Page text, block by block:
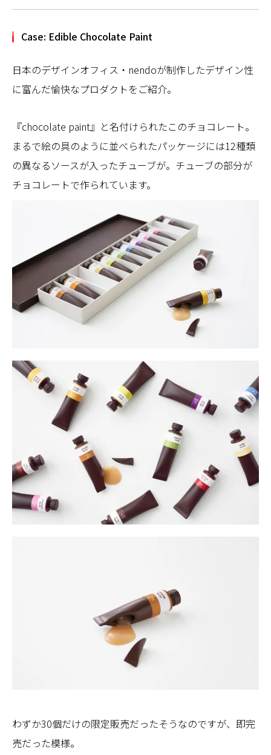
Case: Edible Chocolate Paint
日本のデザインオフィス・nendoが制作したデザイン性
に富んだ愉快なプロダクトをご紹介。
『chocolate paint』と名付けられたこのチョコレート。
まるで絵の具のように並べられたパッケージには12種類
の異なるソースが入ったチューブが。チューブの部分が
チョコレートで作られています。
わずか30個だけの限定販売だったそうなのですが、即完
売だった模様。